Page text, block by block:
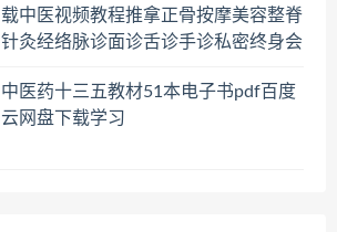
载中医视频教程推拿正骨按摩美容整脊
针灸经络脉诊面诊舌诊手诊私密终身会
中医药十三五教材51本电子书pdf百度
云网盘下载学习